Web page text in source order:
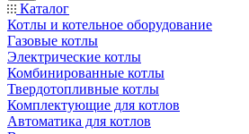
Каталог
Котлы и котельное оборудование
Газовые котлы
Электрические котлы
Комбинированные котлы
Твердотопливные котлы
Комплектующие для котлов
Автоматика для котлов